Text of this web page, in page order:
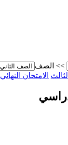
>> الصف
الامتحان النهائي